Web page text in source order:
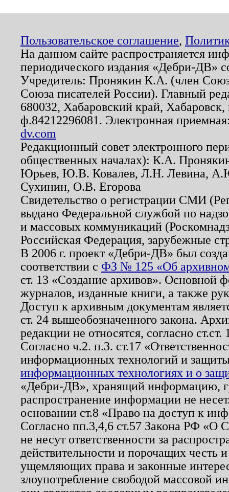
Пользовательское соглашение,
На данном сайте распространяется
периодического издания «Дебри-ДВ»
Учредитель: Пронякин К.А. (член
Союза писателей России). Главный
680032, Хабаровский край,
ф.84212296081. Электронная
dv.com
Редакционный совет электронного
общественных началах): К.А.
Юрьев, Ю.В. Ковалев, Л.Н. Левина,
Сухинин, О.В. Егорова
Свидетельство о регистрации СМИ
выдано Федеральной службой по
и массовых коммуникаций
Российская Федерация, зарубежные
В 2006 г. проект «Дебри-ДВ» был
соответствии с ФЗ № 125 «Об
ст. 13 «Создание архивов». Основной
журналов, изданные книги, а также
Доступ к архивным документам
ст. 24 вышеобозначенного закона.
редакции не относятся, согласно
Согласно ч.2. п.3. ст.17
информационных технологий и
информационных технологиях и о
«Дебри-ДВ», хранящий информацию,
распространение информации не
основании ст.8 «Право на доступ к
Согласно пп.3,4,6 ст.57 Закона РФ «О
не несут ответственности за
действительности и порочащих честь
ущемляющих права и законные
злоупотребление свободой массовой